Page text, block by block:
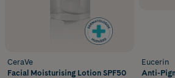
CeraVe
Facial Moisturising Lotion SPF50
Eucerin
Anti-